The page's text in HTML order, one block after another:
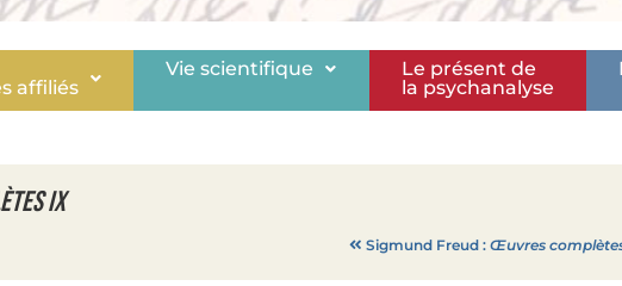
affiliés
Vie scientifique
Le présent de
la psychanalyse
IX
Sigmund Freud : Œuvres